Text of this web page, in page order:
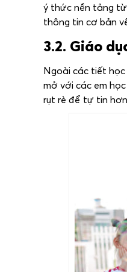
ý thức nền tảng
thông tin cơ bản
3.2. Giáo
Ngoài các tiết học
mở với các em
rụt rè để tự tin